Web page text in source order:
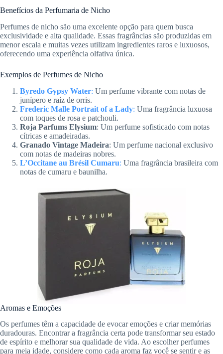
Benefícios da Perfumaria de Nicho
Perfumes de nicho são uma excelente opção para quem busca
exclusividade e alta qualidade. Essas fragrâncias são produzidas em
menor escala e muitas vezes utilizam ingredientes raros e luxuosos,
oferecendo uma experiência olfativa única.
Exemplos de Perfumes de Nicho
Byredo Gypsy Water: Um perfume vibrante com notas de
junípero e raíz de orris.
Frederic Malle Portrait of a Lady: Uma fragrância luxuosa
com toques de rosa e patchouli.
Roja Parfums Elysium: Um perfume sofisticado com notas
cítricas e amadeiradas.
Granado Vintage Madeira: Um perfume nacional exclusivo
com notas de madeiras nobres.
L’Occitane au Brésil Cumaru: Uma fragrância brasileira com
notas de cumaru e baunilha.
Aromas e Emoções
Os perfumes têm a capacidade de evocar emoções e criar memórias
duradouras. Encontrar a fragrância certa pode transformar seu estado
de espírito e melhorar sua qualidade de vida. Ao escolher perfumes
para meia idade, considere como cada aroma faz você se sentir e as